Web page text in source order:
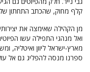
קלף מחוק, שהכתב התחתון שלו
מן הקהילה שאימצה את
ואל מנהגי התפילה עשו
מארץ-ישראל ליוון ואיטליה,
ספרנו מנסה להפליג גם אל